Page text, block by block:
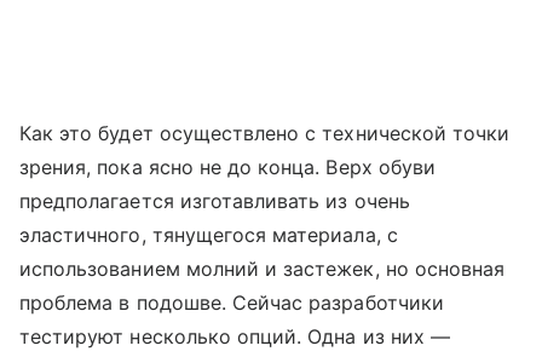
Как это будет осуществлено с технической точки
зрения, пока ясно не до конца. Верх обуви
предполагается изготавливать из очень
эластичного, тянущегося материала, с
использованием молний и застежек, но основная
проблема в подошве. Сейчас разработчики
тестируют несколько опций. Одна из них —